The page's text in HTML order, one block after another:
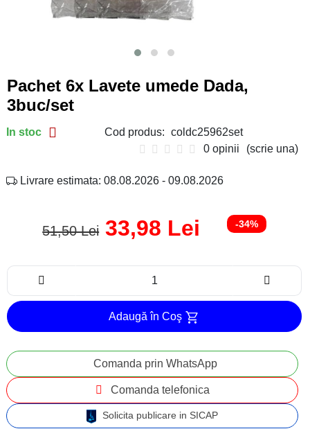
Pachet 6x Lavete umede Dada,
3buc/set
In stoc Cod produs: coldc25962set
0 opinii
(scrie una)
Livrare estimata: 08.08.2026 - 09.08.2026
51,50 Lei 33,98 Lei -34%
Adaugă în Coş
Comanda prin WhatsApp
Comanda telefonica
Solicita publicare in SICAP